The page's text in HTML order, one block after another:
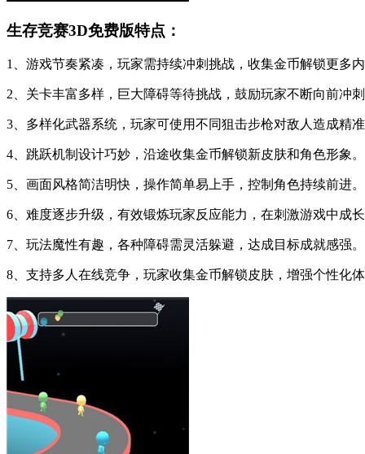
生存竞赛3D免费版特点：
1、游戏节奏紧凑，玩家需持续冲刺挑战，收集金币解锁更多
2、关卡丰富多样，巨大障碍等待挑战，鼓励玩家不断向前冲
3、多样化武器系统，玩家可使用不同狙击步枪对敌人造成精
4、跳跃机制设计巧妙，沿途收集金币解锁新皮肤和角色形象。
5、画面风格简洁明快，操作简单易上手，控制角色持续前进。
6、难度逐步升级，有效锻炼玩家反应能力，在刺激游戏中成
7、玩法魔性有趣，各种障碍需灵活躲避，达成目标成就感强。
8、支持多人在线竞争，玩家收集金币解锁皮肤，增强个性化